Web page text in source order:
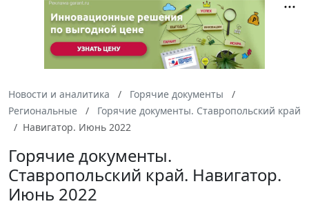
Новости и аналитика
Горячие документы
Региональные
Горячие документы. Ставропольский край
Навигатор. Июнь 2022
Горячие документы.
Ставропольский край. Навигатор.
Июнь 2022